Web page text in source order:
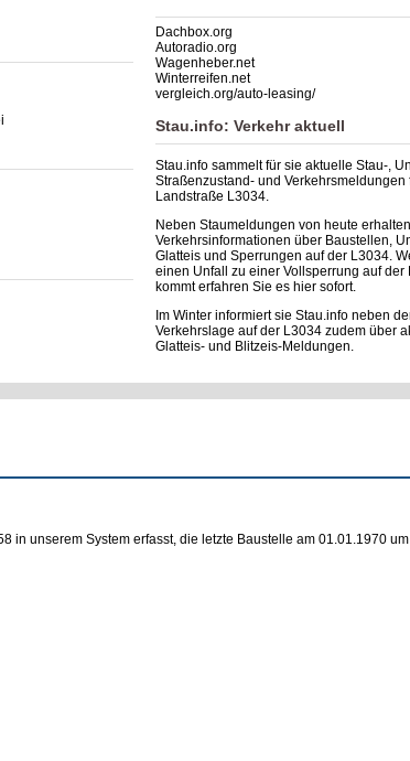
Dachbox.org
Autoradio.org
Wagenheber.net
Winterreifen.net
vergleich.org/auto-leasing/
Stau.info: Verkehr aktuell
Stau.info sammelt für sie aktuelle Stau-,
Straßenzustand- und Verkehrsmeldungen
Landstraße L3034.
Neben Staumeldungen von heute
Verkehrsinformationen über Baustellen,
Glatteis und Sperrungen auf der L3034.
einen Unfall zu einer Vollsperrung auf der
kommt erfahren Sie es hier sofort.
Im Winter informiert sie Stau.info neben
Verkehrslage auf der L3034 zudem über
Glatteis- und Blitzeis-Meldungen.
in unserem System erfasst, die letzte Baustelle am 01.01.1970